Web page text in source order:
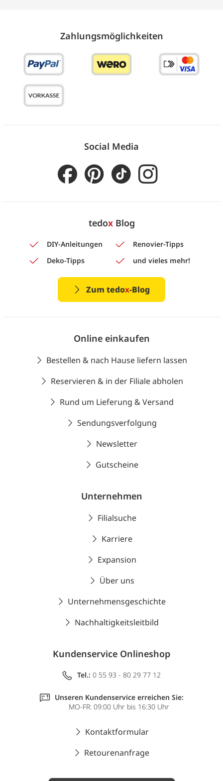
Zahlungs­möglich­keiten
Social Media
tedoxBlog
DIY-Anleitungen
Renovier-Tipps
Deko-Tipps
und vieles mehr!
Zum tedox-Blog
Online einkaufen
Bestellen & nach Hause liefern lassen
Reservieren & in der Filiale abholen
Rund um Lieferung & Versand
Sendungsverfolgung
Newsletter
Gutscheine
Unternehmen
Filialsuche
Karriere
Expansion
Über uns
Unternehmensgeschichte
Nachhaltigkeitsleitbild
Kundenservice Onlineshop
Tel.: 0 55 93 - 80 29 77 12
Unseren Kundenservice erreichen Sie:
MO-FR: 09:00 Uhr bis 16:30 Uhr
Kontaktformular
Retourenanfrage